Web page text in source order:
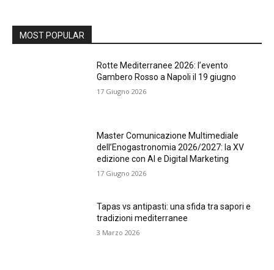
MOST POPULAR
Rotte Mediterranee 2026: l’evento
Gambero Rosso a Napoli il 19 giugno
17 Giugno 2026
Master Comunicazione Multimediale
dell’Enogastronomia 2026/2027: la XV
edizione con AI e Digital Marketing
17 Giugno 2026
Tapas vs antipasti: una sfida tra sapori e
tradizioni mediterranee
3 Marzo 2026